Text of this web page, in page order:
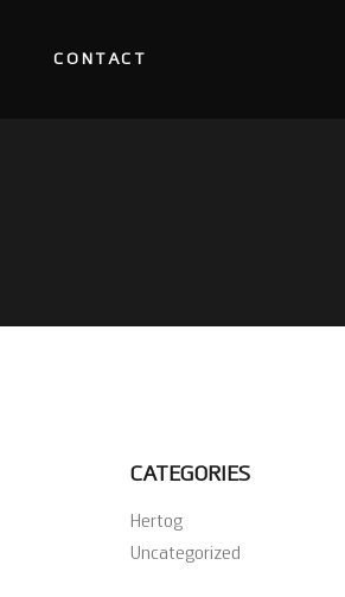
CONTACT
CATEGORIES
Hertog
Uncategorized